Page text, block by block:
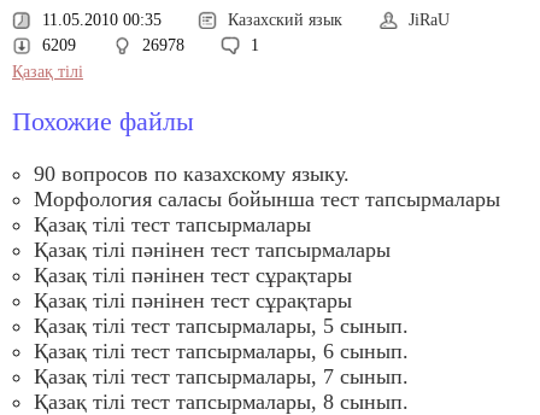
11.05.2010 00:35 Казахский язык
JiRaU
6209
26978
1
Қазақ тілі
Похожие файлы
90 вопросов по казахскому языку.
Морфология саласы бойынша тест тапсырмалары
Қазақ тілі тест тапсырмалары
Қазақ тілі пәнінен тест тапсырмалары
Қазақ тілі пәнінен тест сұрақтары
Қазақ тілі пәнінен тест сұрақтары
Қазақ тілі тест тапсырмалары, 5 сынып.
Қазақ тілі тест тапсырмалары, 6 сынып.
Қазақ тілі тест тапсырмалары, 7 сынып.
Қазақ тілі тест тапсырмалары, 8 сынып.